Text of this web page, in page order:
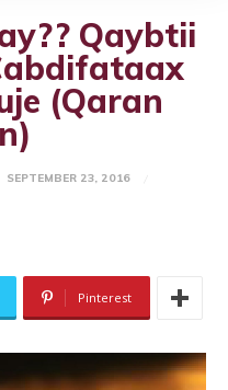
Qaybtii
(Qaran
SEPTEMBER 23, 2016
Pinterest